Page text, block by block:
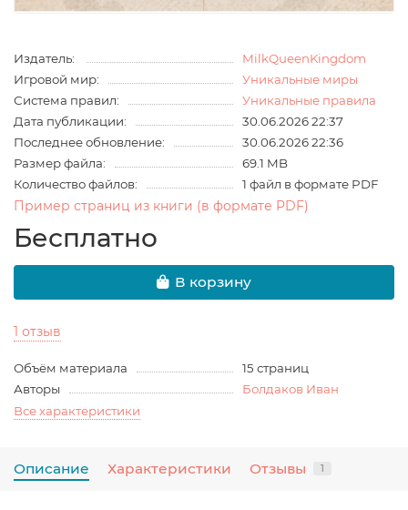
Издатель:
MilkQueenKingdom
Игровой мир:
Уникальные миры
Система правил:
Уникальные правила
Дата публикации:
30.06.2026 22:37
Последнее обновление:
30.06.2026 22:36
Размер файла:
69.1 MB
Количество файлов:
1 файл в формате PDF
Пример страниц из книги (в формате PDF)
Бесплатно
В корзину
1 отзыв
Объём материала
15 страниц
Авторы
Болдаков Иван
Все характеристики
Описание Характеристики Отзывы 1